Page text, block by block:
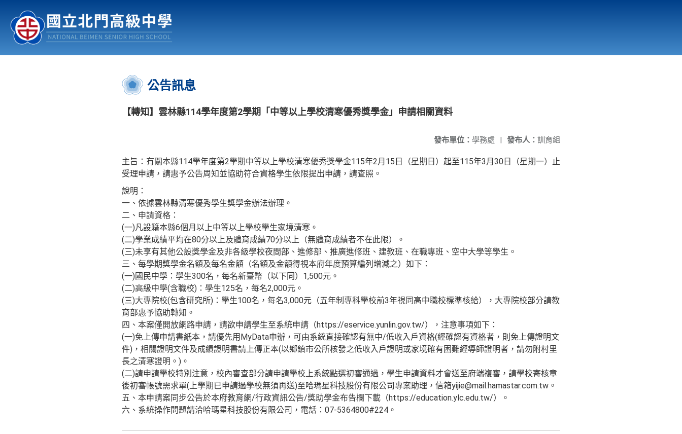
認識北中 行事曆
:::
公告訊息
【轉知】雲林縣114學年度第2學期「中等以上學校清寒優秀獎學金」申請相關資料
發布人： 訓育組
發布單位： 學務處 |
主旨：有關本縣114學年度第2學期中等以上學校清寒優秀獎學金115年2月15日（星期日）起至115年3月30日（星期一）止
受理申請，請惠予公告周知並協助符合資格學生依限提出申請，請查照。
說明：
一、依據雲林縣清寒優秀學生獎學金辦法辦理。
二、申請資格：
(一)凡設籍本縣6個月以上中等以上學校學生家境清寒。
(二)學業成績平均在80分以上及體育成績70分以上（無體育成績者不在此限）。
(三)未享有其他公設獎學金及非各級學校夜間部、進修部、推廣進修班、建教班、在職專班、空中大學等學生。
三、每學期獎學金名額及每名金額（名額及金額得視本府年度預算編列增減之）如下：
(一)國民中學：學生300名，每名新臺幣（以下同）1,500元。
(二)高級中學(含職校)：學生125名，每名2,000元。
(三)大專院校(包含研究所)：學生100名，每名3,000元（五年制專科學校前3年視同高中職校標準核給），大專院校部分請教
育部惠予協助轉知。
四、本案僅開放網路申請，請欲申請學生至系統申請（https://eservice.yunlin.gov.tw/），注意事項如下：
(一)免上傳申請書紙本，請優先用MyData申辦，可由系統直接確認有無中/低收入戶資格(經確認有資格者，則免上傳證明文
件)，相關證明文件及成績證明書請上傳正本(以鄉鎮市公所核發之低收入戶證明或家境確有困難經導師證明者，請勿附村里
長之清寒證明。)。
(二)請申請學校特別注意，校內審查部分請申請學校上系統點選初審通過，學生申請資料才會送至府端複審，請學校寄核章
後初審帳號需求單(上學期已申請過學校無須再送)至哈瑪星科技股份有限公司專案助理，信箱yijie@mail.hamastar.com.tw。
五、本申請案同步公告於本府教育網/行政資訊公告/獎助學金布告欄下載（https://education.ylc.edu.tw/）。
六、系統操作問題請洽哈瑪星科技股份有限公司，電話：07-5364800#224。